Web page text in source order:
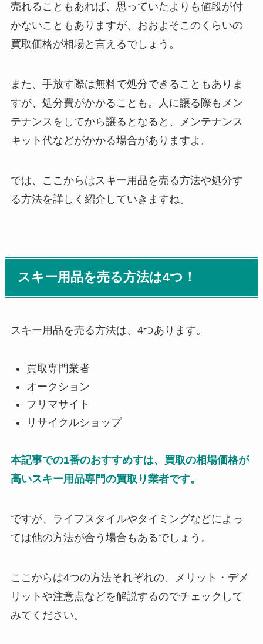
売れることもあれば、思っていたよりも値段が付
かないこともありますが、おおよそこのくらいの
買取価格が相場と言えるでしょう。
また、手放す際は無料で処分できることもありま
すが、処分費がかかることも。人に譲る際もメン
テナンスをしてから譲るとなると、メンテナンス
キット代などがかかる場合がありますよ。
では、ここからはスキー用品を売る方法や処分す
る方法を詳しく紹介していきますね。
スキー用品を売る方法は4つ！
スキー用品を売る方法は、4つあります。
買取専門業者
オークション
フリマサイト
リサイクルショップ
本記事での1番のおすすめすは、買取の相場価格が
高いスキー用品専門の買取り業者です。
ですが、ライフスタイルやタイミングなどによっ
ては他の方法が合う場合もあるでしょう。
ここからは4つの方法それぞれの、メリット・デメ
リットや注意点などを解説するのでチェックして
みてください。